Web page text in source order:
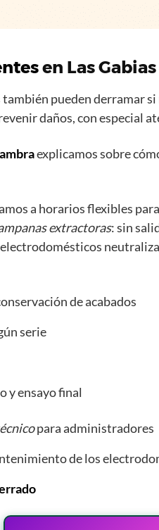
en Las
también pueden derramar
daños, con especial
explicamos sobre
a horarios flexibles
extractoras: sin
de acabados
serie
y ensayo final
para administradores
de los